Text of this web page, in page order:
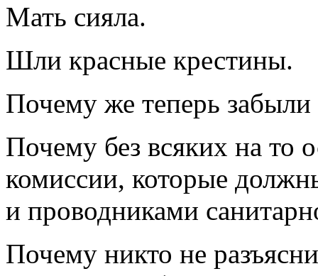
Мать сияла.
Шли красные крестины.
Почему же теперь
Почему без всяких на то
комиссии, которые
и проводниками
Почему никто не